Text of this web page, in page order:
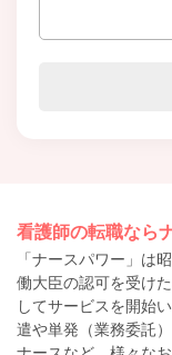
看護師の転職なら
「ナースパワー」は
働大臣の認可を受け
してサービスを開始
遣や単発（業務委託